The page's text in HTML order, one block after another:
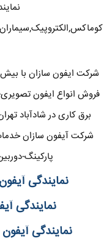
شرکت ایفون سازان با
فروش انواع ایفون
برق کاری در شادآباد
شرکت آیفون سازان
پارکینگ-
نمایندگی
نمایندگی
نمایندگی